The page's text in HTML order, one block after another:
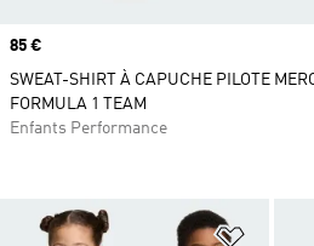
Prix
85 €
SWEAT-SHIRT À CAPUCHE PILOTE
FORMULA 1 TEAM
Enfants Performance